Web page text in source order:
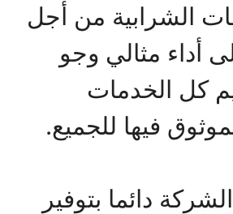
الشرابية من أجل
أداء مثالي وجو
كل الخدمات
فيها للجميع.
دائما بتوفير